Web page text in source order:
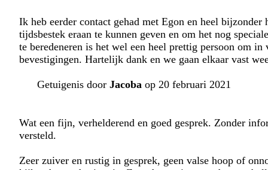
Ik heb eerder contact gehad met Egon en heel
tijdsbestek eraan te kunnen geven en om het nog
te beredeneren is het wel een heel prettig persoon om
bevestigingen. Hartelijk dank en we gaan elkaar vast
Getuigenis door Jacoba op 20 februari 2021
Wat een fijn, verhelderend en goed gesprek. Zonder
versteld.
Zeer zuiver en rustig in gesprek, geen valse hoop of